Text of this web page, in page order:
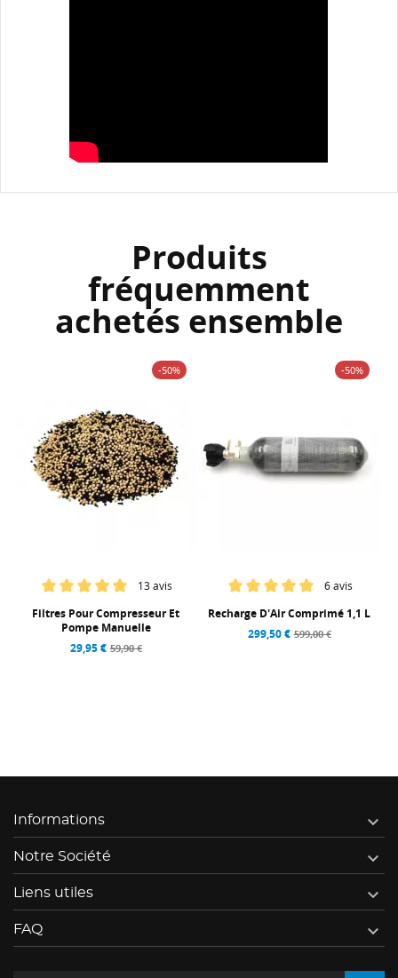
Produits
fréquemment
achetés ensemble
-50%
13 avis
Filtres Pour Compresseur Et
Pompe Manuelle
29,95 € 59,90 €
-50%
6 avis
Recharge D'Air Comprimé 1,1 L
299,50 € 599,00 €
Informations 
Notre Société 
Liens utiles 
FAQ 